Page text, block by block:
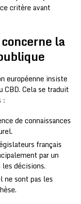
critère avant
la
européenne insiste
CBD. Cela se traduit
:
de connaissances
français
par un
décisions.
ne sont pas les